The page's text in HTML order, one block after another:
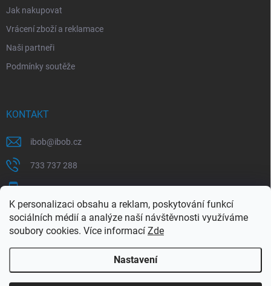
K personalizaci obsahu a reklam, poskytování funkcí
sociálních médií a analýze naší návštěvnosti využíváme
soubory cookies. Více informací Zde
Nastavení
Jak nakupovat
Vrácení zboží a reklamace
Naši partneři
Podmínky soutěže
KONTAKT
ibob@ibob.cz
733 737 288
607 069 561
Sledujte nás na Facebooku !
ibob_s.r.o/
Copyright 2026ibob s.r.o.. Všechna práva vyhrazena.Upravit nastavení